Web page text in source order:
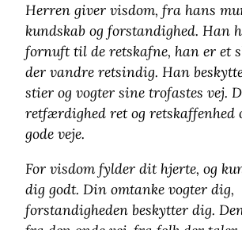
Herren giver visdom, fra hans
kundskab og forstandighed. Han
fornuft til de retskafne, han er et
der vandre retsindig. Han
stier og vogter sine trofastes vej.
retfærdighed ret og retskaffenhed
gode veje.
For visdom fylder dit hjerte, og
dig godt. Din omtanke vogter dig,
forstandigheden beskytter dig.